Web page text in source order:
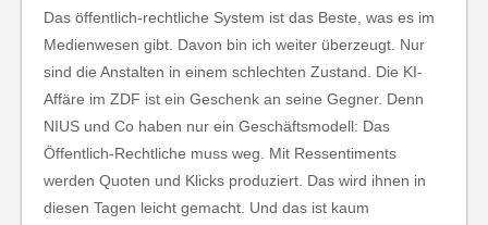
Das öffentlich-rechtliche System ist das Beste, was es im
Medienwesen gibt. Davon bin ich weiter überzeugt. Nur
sind die Anstalten in einem schlechten Zustand. Die KI-
Affäre im ZDF ist ein Geschenk an seine Gegner. Denn
NIUS und Co haben nur ein Geschäftsmodell: Das
Öffentlich-Rechtliche muss weg. Mit Ressentiments
werden Quoten und Klicks produziert. Das wird ihnen in
diesen Tagen leicht gemacht. Und das ist kaum